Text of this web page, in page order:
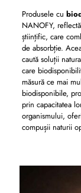
Produsele cu
NANOFY,
științific, care
de absorbție.
caută soluții
care
măsură ce mai
biodisponibile,
prin capacitatea
organismului,
compușii naturii